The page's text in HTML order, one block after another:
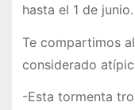
hasta el 1 de junio.
Te compartimos
considerado
-Esta tormenta